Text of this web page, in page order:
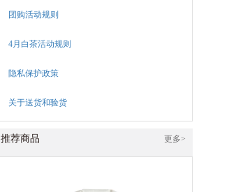
团购活动规则
4月白茶活动规则
隐私保护政策
关于送货和验货
推荐商品 更多>